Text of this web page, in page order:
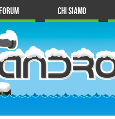
Chi Siamo